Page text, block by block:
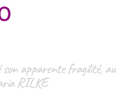
son apparente fragilité,
RILKE